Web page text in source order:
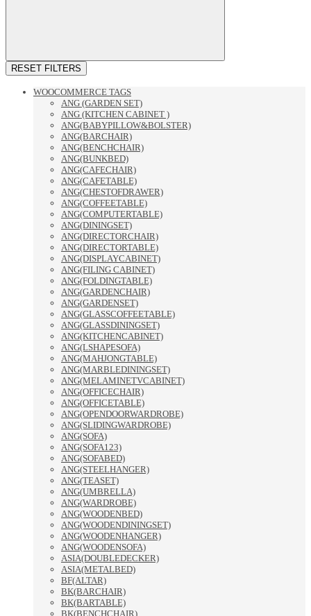
RESET FILTERS
WOOCOMMERCE TAGS
ANG (GARDEN SET)
ANG (KITCHEN CABINET )
ANG(BABYPILLOW&BOLSTER)
ANG(BARCHAIR)
ANG(BENCHCHAIR)
ANG(BUNKBED)
ANG(CAFECHAIR)
ANG(CAFETABLE)
ANG(CHESTOFDRAWER)
ANG(COFFEETABLE)
ANG(COMPUTERTABLE)
ANG(DININGSET)
ANG(DIRECTORCHAIR)
ANG(DIRECTORTABLE)
ANG(DISPLAYCABINET)
ANG(FILING CABINET)
ANG(FOLDINGTABLE)
ANG(GARDENCHAIR)
ANG(GARDENSET)
ANG(GLASSCOFFEETABLE)
ANG(GLASSDININGSET)
ANG(KITCHENCABINET)
ANG(LSHAPESOFA)
ANG(MAHJONGTABLE)
ANG(MARBLEDININGSET)
ANG(MELAMINETVCABINET)
ANG(OFFICECHAIR)
ANG(OFFICETABLE)
ANG(OPENDOORWARDROBE)
ANG(SLIDINGWARDROBE)
ANG(SOFA)
ANG(SOFA123)
ANG(SOFABED)
ANG(STEELHANGER)
ANG(TEASET)
ANG(UMBRELLA)
ANG(WARDROBE)
ANG(WOODENBED)
ANG(WOODENDININGSET)
ANG(WOODENHANGER)
ANG(WOODENSOFA)
ASIA(DOUBLEDECKER)
ASIA(METALBED)
BF(ALTAR)
BK(BARCHAIR)
BK(BARTABLE)
BK(BENCHCHAIR)